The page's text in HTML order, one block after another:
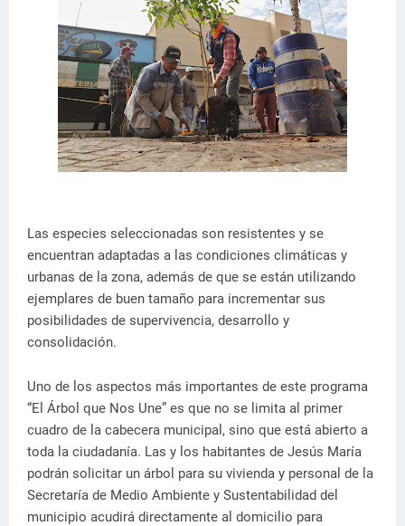
Las especies seleccionadas son resistentes y se
encuentran adaptadas a las condiciones climáticas y
urbanas de la zona, además de que se están utilizando
ejemplares de buen tamaño para incrementar sus
posibilidades de supervivencia, desarrollo y
consolidación.
Uno de los aspectos más importantes de este programa
“El Árbol que Nos Une” es que no se limita al primer
cuadro de la cabecera municipal, sino que está abierto a
toda la ciudadanía. Las y los habitantes de Jesús María
podrán solicitar un árbol para su vivienda y personal de la
Secretaría de Medio Ambiente y Sustentabilidad del
municipio acudirá directamente al domicilio para